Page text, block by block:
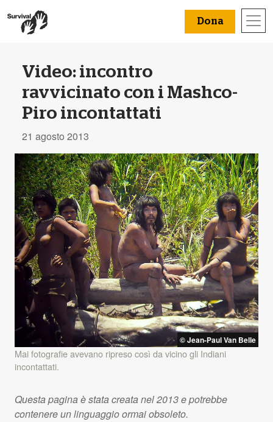
Dona
Video: incontro
ravvicinato con i Mashco-
Piro incontattati
21 agosto 2013
© Jean-Paul Van Belle
Mai fotografie avevano ripreso così da vicino gli Indiani
incontattati.
Questa pagina è stata creata nel 2013 e potrebbe
contenere un linguaggio ormai obsoleto.